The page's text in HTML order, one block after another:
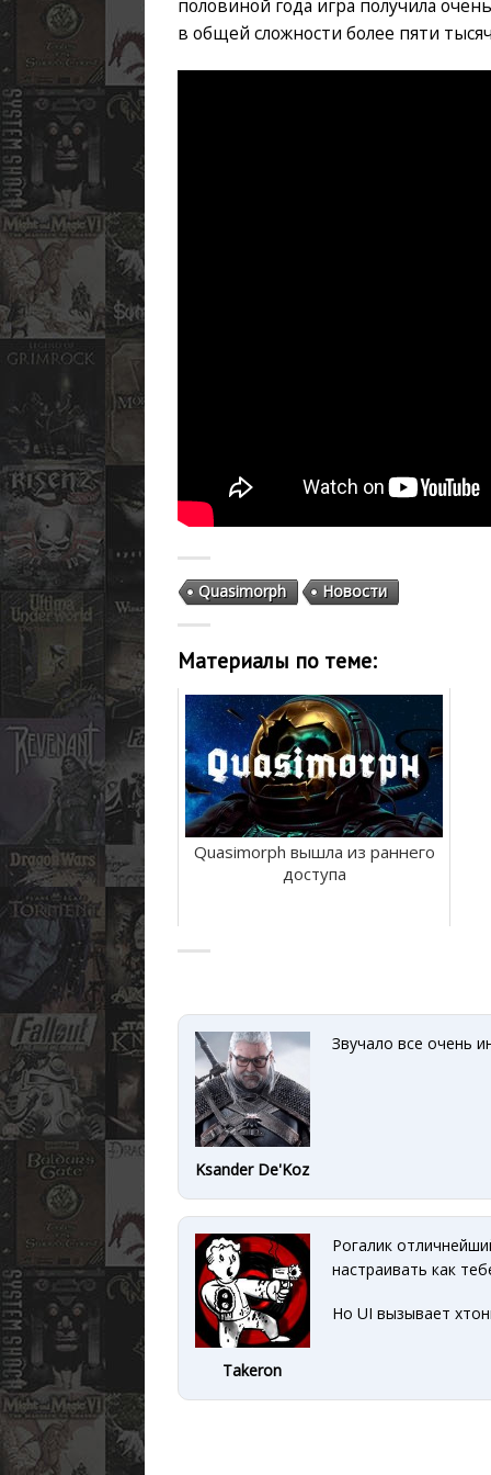
половиной года игра получила
в общей сложности более пяти
Quasimorph Новости
Материалы по теме:
Quasimorph вышла из раннего
доступа
Ksander De'Koz
Звучало все очень
Takeron
Рогалик
настраивать как
Но UI вызывает